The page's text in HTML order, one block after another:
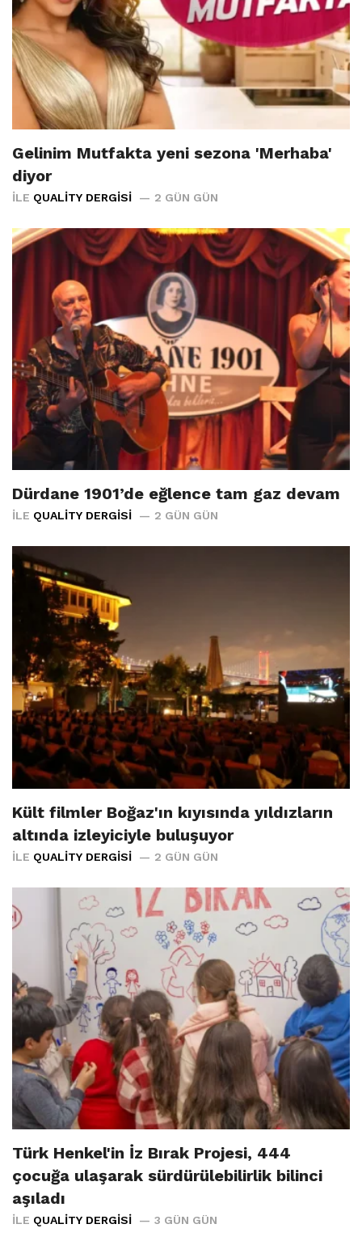
Gelinim Mutfakta yeni sezona 'Merhaba'
diyor
İLE QUALITY DERGISI 2 GÜN GÜN
Dürdane 1901’de eğlence tam gaz devam
İLE QUALITY DERGISI 2 GÜN GÜN
Kült filmler Boğaz'ın kıyısında yıldızların
altında izleyiciyle buluşuyor
İLE QUALITY DERGISI 2 GÜN GÜN
Türk Henkel'in İz Bırak Projesi, 444
çocuğa ulaşarak sürdürülebilirlik bilinci
aşıladı
İLE QUALITY DERGISI 3 GÜN GÜN